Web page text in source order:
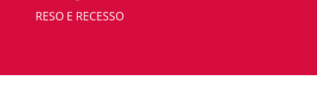
RESO E RECESSO